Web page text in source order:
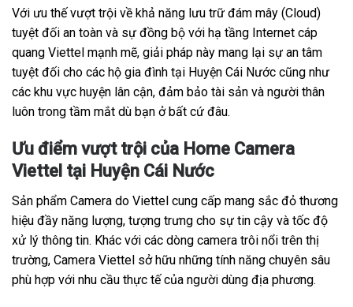
Với ưu thế vượt trội về khả năng lưu trữ đám mây (Cloud)
tuyệt đối an toàn và sự đồng bộ với hạ tầng Internet cáp
quang Viettel mạnh mẽ, giải pháp này mang lại sự an tâm
tuyệt đối cho các hộ gia đình tại Huyện Cái Nước cũng như
các khu vực huyện lân cận, đảm bảo tài sản và người thân
luôn trong tầm mắt dù bạn ở bất cứ đâu.
Ưu điểm vượt trội của Home Camera
Viettel tại Huyện Cái Nước
Sản phẩm Camera do Viettel cung cấp mang sắc đỏ thương
hiệu đầy năng lượng, tượng trưng cho sự tin cậy và tốc độ
xử lý thông tin. Khác với các dòng camera trôi nổi trên thị
trường, Camera Viettel sở hữu những tính năng chuyên sâu
phù hợp với nhu cầu thực tế của người dùng địa phương.